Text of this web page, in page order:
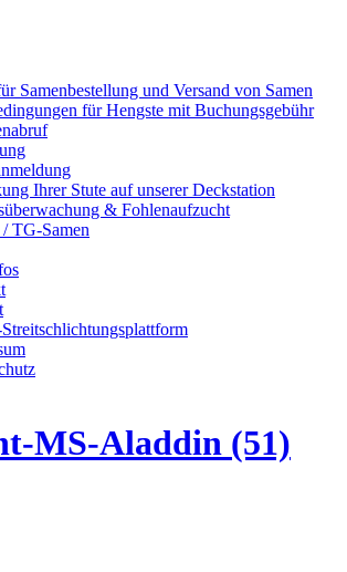
Samenbestellung und Versand von Samen
für Hengste mit Buchungsgebühr
Ihrer Stute auf unserer Deckstation
& Fohlenaufzucht
TG-Samen
MS-Aladdin (51)